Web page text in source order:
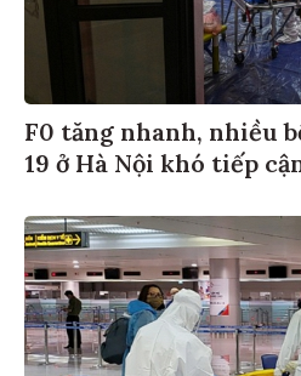
F0 tăng nhanh, nhiều
19 ở Hà Nội khó tiếp